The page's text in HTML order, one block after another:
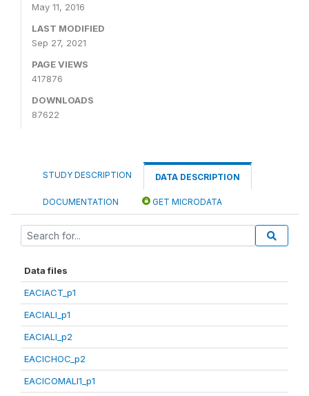
May 11, 2016
LAST MODIFIED
Sep 27, 2021
PAGE VIEWS
417876
DOWNLOADS
87622
STUDY DESCRIPTION DATA DESCRIPTION
DOCUMENTATION GET MICRODATA
Data files
EACIACT_p1
EACIALI_p1
EACIALI_p2
EACICHOC_p2
EACICOMALI1_p1